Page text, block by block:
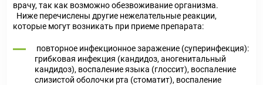
врачу, так как возможно обезвоживание организма.
Ниже перечислены другие нежелательные реакции,
которые могут возникать при приеме препарата:
повторное инфекционное заражение (суперинфекция):
грибковая инфекция (кандидоз, аногенитальный
кандидоз), воспаление языка (глоссит), воспаление
слизистой оболочки рта (стоматит), воспаление